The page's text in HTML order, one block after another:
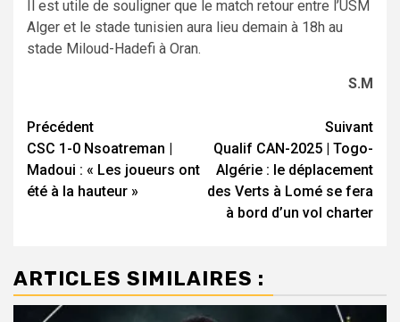
Il est utile de souligner que le match retour entre l’USM
Alger et le stade tunisien aura lieu demain à 18h au
stade Miloud-Hadefi à Oran.
S.M
Navigation
d’article
Précédent
CSC 1-0 Nsoatreman |
Madoui : « Les joueurs ont
été à la hauteur »
Suivant
Qualif CAN-2025 | Togo-
Algérie : le déplacement
des Verts à Lomé se fera
à bord d’un vol charter
ARTICLES SIMILAIRES :